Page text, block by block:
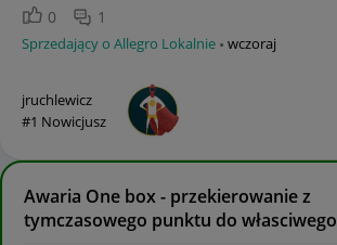
0 1
Sprzedający o Allegro Lokalnie wczoraj
jruchlewicz
#1 Nowicjusz
Awaria One box - przekierowanie z
tymczasowego punktu do własciwego